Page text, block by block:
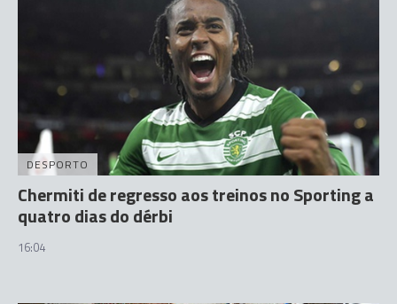
DESPORTO
Chermiti de regresso aos treinos no Sporting a
quatro dias do dérbi
16:04